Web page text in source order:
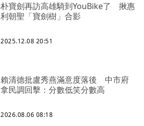
朴寶劍再訪高雄騎到YouBike了 揪惠
利朝聖「寶劍樹」合影
2025.12.08 20:51
賴清德批盧秀燕滿意度落後 中市府
拿民調回擊：分數低笑分數高
2026.08.06 08:18